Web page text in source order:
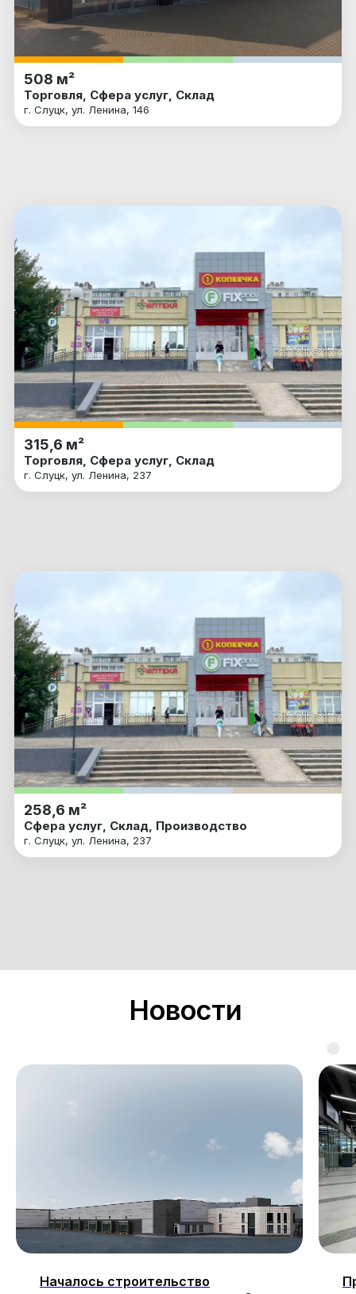
508 м²
Торговля, Сфера услуг, Склад
г. Слуцк, ул. Ленина, 146
315,6 м²
Торговля, Сфера услуг, Склад
г. Слуцк, ул. Ленина, 237
258,6 м²
Сфера услуг, Склад, Производство
г. Слуцк, ул. Ленина, 237
Новости
Началось строительство